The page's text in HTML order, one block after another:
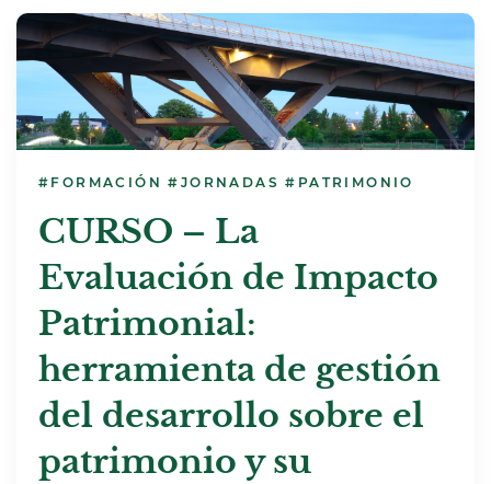
#FORMACIÓN #JORNADAS #PATRIMONIO
CURSO – La
Evaluación de Impacto
Patrimonial:
herramienta de gestión
del desarrollo sobre el
patrimonio y su